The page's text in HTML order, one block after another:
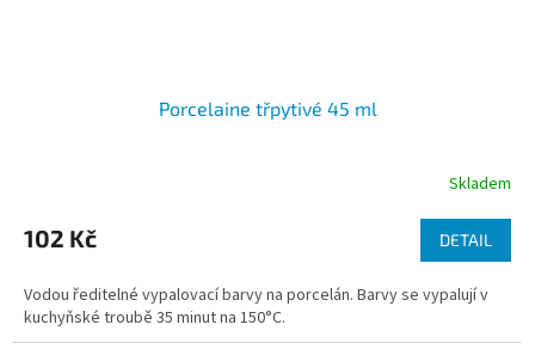
Porcelaine třpytivé 45 ml
Skladem
102 Kč DETAIL
Vodou ředitelné vypalovací barvy na porcelán. Barvy se vypalují v
kuchyňské troubě 35 minut na 150°C.